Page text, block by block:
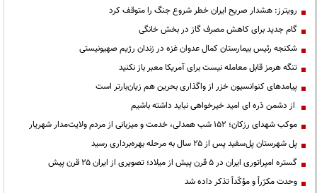
رویترز: هشدار صریح ایران خطر شروع جنگ را متوقف کرد
گام جدید برای کاهش مصرف گاز در بخش خانگی
شکنجه رئیس بیمارستان کمال عدوان غزه در زندان رژیم صهیونیستی
تنگه هرمز قابل معامله نیست برای آمریکا معبر باز نکنید
پیامدهای کنوانسیون خزر از واگذاری بحرین هم زیان‌بارتر است
از دشمن ذره ای امید خیرخواهی نباید داشته باشیم
موکب شهدای رزکان؛ ۱۵۲ شب همدلی، خدمت و میزبانی از مردم ولایت‌مدار شهریار
پل شهرستان پل‌سفید پس از ۲۵ سال به مرحله بهره‌برداری رسید
گستره امپراتوری ایران در ۵ قرن پیش از میلاد؛ تصویری از ایران ۲۵ قرن پیش
وحدت مکرّراً و مؤکّداً تذکر داده شد